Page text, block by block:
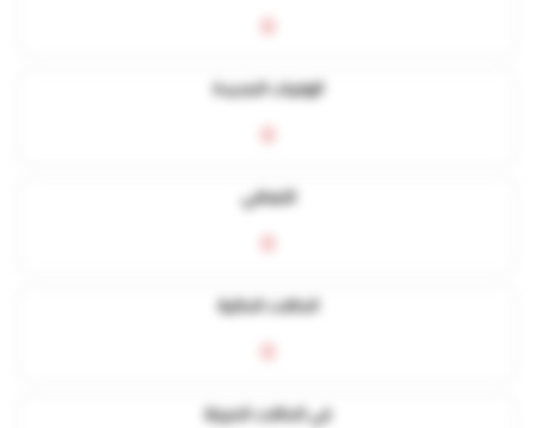
التعافي
في الحالات الحرجة